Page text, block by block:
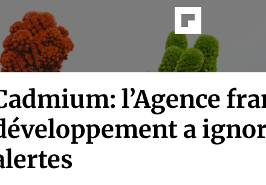
l’Agence
a